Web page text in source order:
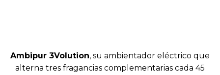
Ambipur 3Volution, su ambientador eléctrico que
alterna tres fragancias complementarias cada 45